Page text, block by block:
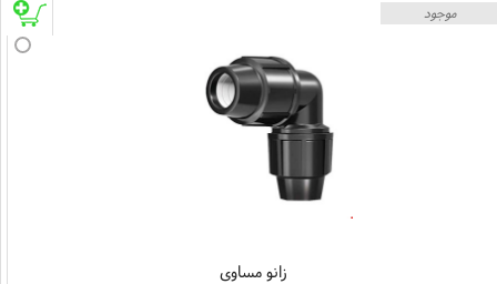
موجود
زانو مساوی